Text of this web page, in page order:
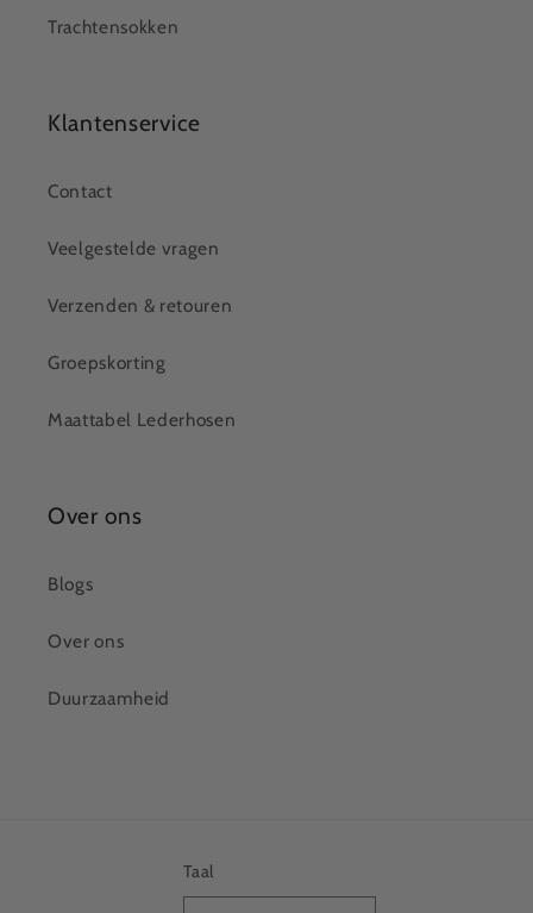
Trachtensokken
Klantenservice
Contact
Veelgestelde vragen
Verzenden & retouren
Groepskorting
Maattabel Lederhosen
Over ons
Blogs
Over ons
Duurzaamheid
Taal